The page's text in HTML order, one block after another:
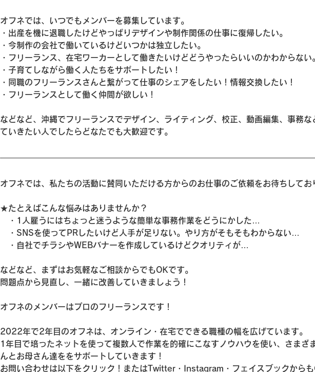
オフネでは、いつでもメンバーを募集しています。
・出産を機に退職したけどやっぱりデザインや制作関係の仕事に復帰したい。
・今制作の会社で働いているけどいつかは独立したい。
・フリーランス、在宅ワーカーとして働きたいけどどうやったらいいのかわからない
・子育てしながら働く人たちをサポートしたい！
・同職のフリーランスさんと繋がって仕事のシェアをしたい！情報交換したい！
・フリーランスとして働く仲間が欲しい！
などなど、沖縄でフリーランスでデザイン、ライティング、校正、動画編集、事務な
ていきたい人でしたらどなたでも大歓迎です。
オフネでは、私たちの活動に賛同いただける方からのお仕事のご依頼をお待ちしてお
★たとえばこんな悩みはありませんか？
・1人雇うにはちょっと迷うような簡単な事務作業をどうにかした…
・SNSを使ってPRしたいけど人手が足りない。やり方がそもそもわからない…
・自社でチラシやWEBバナーを作成しているけどクオリティが…
などなど、まずはお気軽なご相談からでもOKです。
問題点から見直し、一緒に改善していきましょう！
オフネのメンバーはプロのフリーランスです！
2022年で2年目のオフネは、オンライン・在宅でできる職種の幅を広げています。
1年目で培ったネットを使って複数人で作業を的確にこなすノウハウを使い、さまざ
んとお母さん達ををサポートしていきます！
お問い合わせは以下をクリック！またはTwitter・Instagram・フェイスブックから